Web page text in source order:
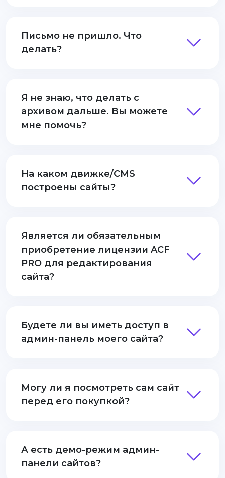
Письмо не пришло. Что
делать?
Я не знаю, что делать с
архивом дальше. Вы можете
мне помочь?
На каком движке/CMS
построены сайты?
Является ли обязательным
приобретение лицензии ACF
PRO для редактирования
сайта?
Будете ли вы иметь доступ в
админ-панель моего сайта?
Могу ли я посмотреть сам сайт
перед его покупкой?
А есть демо-режим админ-
панели сайтов?